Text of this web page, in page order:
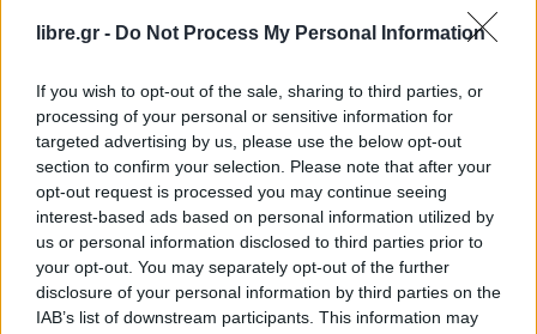
libre.gr - Do Not Process My Personal Information
If you wish to opt-out of the sale, sharing to third parties, or
processing of your personal or sensitive information for
targeted advertising by us, please use the below opt-out
section to confirm your selection. Please note that after your
opt-out request is processed you may continue seeing
interest-based ads based on personal information utilized by
us or personal information disclosed to third parties prior to
your opt-out. You may separately opt-out of the further
disclosure of your personal information by third parties on the
IAB’s list of downstream participants. This information may
ζήτησε σήμερα από τους δυτικούς συμμάχους να
υποσχεθεί, τη στιγμή που το Κίεβο προσπαθεί να
αποκρούσει μια νέα ρωσική επίθεση στη
βορειοανατολική Ουκρανία. «Έχουμε ανάγκη να
επιταχυνθούν σημαντικά οι παραδόσεις. Περνά
πάρα πολύ χρόνος σήμερα μεταξύ της
ανακοίνωσης των πακέτων βοήθειας και της
πραγματικής […]
ΠΕΡΙΣΣΌΤΕΡΑ ...